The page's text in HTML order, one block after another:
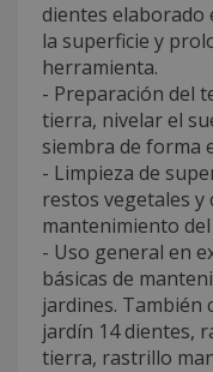
dientes elaborado
la superficie y
herramienta.
- Preparación del
tierra, nivelar el
siembra de forma
- Limpieza de
restos vegetales y
mantenimiento
- Uso general en
básicas de
jardines. También
jardín 14 dientes,
tierra, rastrillo